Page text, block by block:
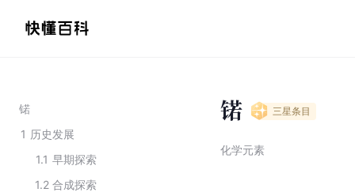
锘
1 历史发展
1.1 早期探索
1.2 合成探索
锘 三星条目
化学元素